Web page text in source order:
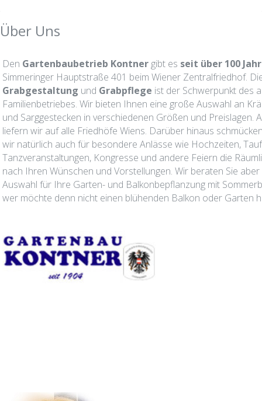
Über Uns
Den Gartenbaubetrieb Kontner gibt es seit über 100
Simmeringer Hauptstraße 401 beim Wiener Zentralfriedhof.
Grabgestaltung und Grabpflege ist der Schwerpunkt des
Familienbetriebes. Wir bieten Ihnen eine große Auswahl an
und Sarggestecken in verschiedenen Größen und Preislagen.
liefern wir auf alle Friedhöfe Wiens. Darüber hinaus
wir natürlich auch für besondere Anlässe wie Hochzeiten,
Tanzveranstaltungen, Kongresse und andere Feiern die
nach Ihren Wünschen und Vorstellungen. Wir beraten Sie
Auswahl für Ihre Garten- und Balkonbepflanzung mit
wer möchte denn nicht einen blühenden Balkon oder Garten